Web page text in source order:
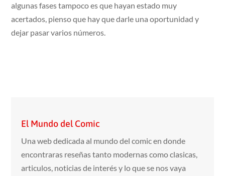
algunas fases tampoco es que hayan estado muy
acertados, pienso que hay que darle una oportunidad y
dejar pasar varios números.
El Mundo del Comic
Una web dedicada al mundo del comic en donde
encontraras reseñas tanto modernas como clasicas,
articulos, noticias de interés y lo que se nos vaya